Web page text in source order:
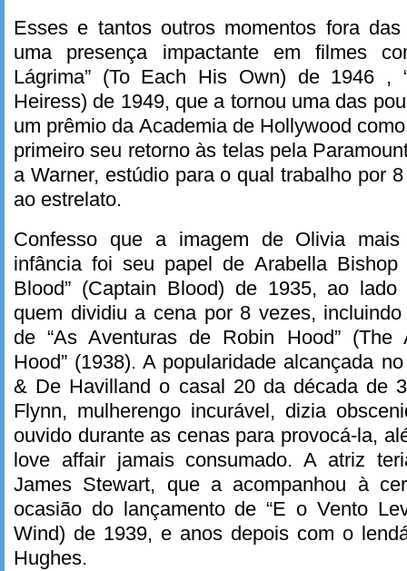
Esses e tantos outros momentos fora
uma presença impactante em filmes
Lágrima” (To Each His Own) de 1946 ,
Heiress) de 1949, que a tornou uma das
um prêmio da Academia de Hollywood
primeiro seu retorno às telas pela
a Warner, estúdio para o qual trabalho por
ao estrelato.
Confesso que a imagem de Olivia
infância foi seu papel de Arabella Bishop
Blood” (Captain Blood) de 1935, ao
quem dividiu a cena por 8 vezes,
de “As Aventuras de Robin Hood” (The
Hood” (1938). A popularidade alcançada
& De Havilland o casal 20 da década de
Flynn, mulherengo incurável, dizia
ouvido durante as cenas para provocá-la,
love affair jamais consumado. A atriz
James Stewart, que a acompanhou à
ocasião do lançamento de “E o Vento
Wind) de 1939, e anos depois com o
Hughes.